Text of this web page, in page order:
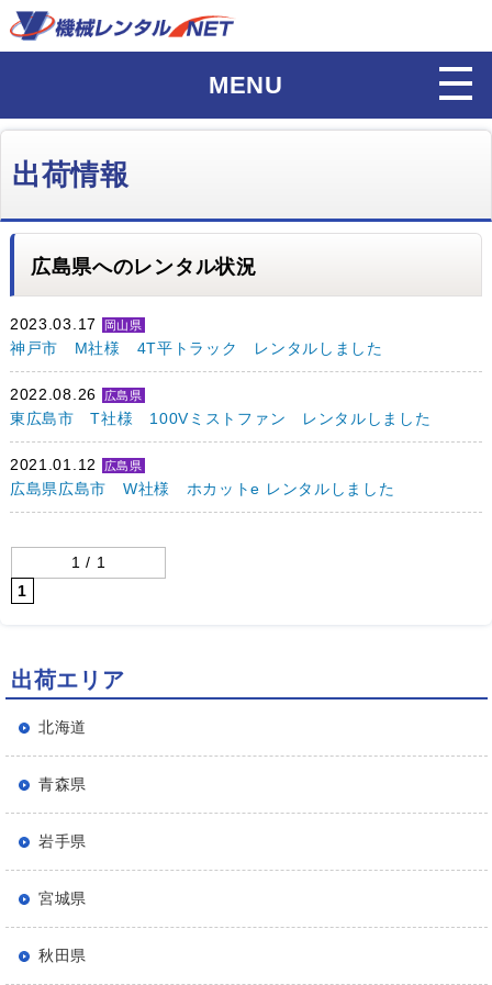
MENU
出荷情報
広島県へのレンタル状況
2023.03.17 岡山県
神戸市 M社様 4T平トラック レンタルしました
2022.08.26 広島県
東広島市 T社様 100Vミストファン レンタルしました
2021.01.12 広島県
広島県広島市 W社様 ホカットe レンタルしました
1 / 1
1
出荷エリア
北海道
青森県
岩手県
宮城県
秋田県